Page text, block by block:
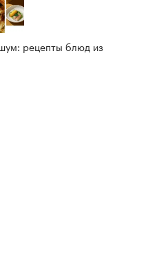
рецепты блюд из